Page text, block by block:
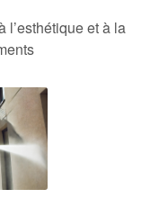
l’esthétique et à la